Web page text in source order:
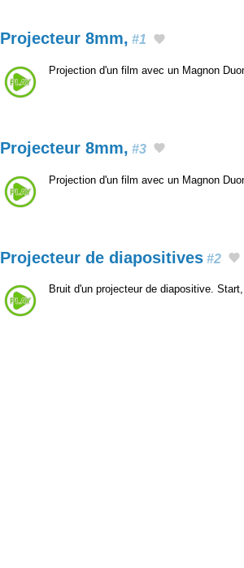
Projecteur 8mm, #1
Projection d'un film avec un Magnon
Projecteur 8mm, #3
Projection d'un film avec un Magnon
Projecteur de diapositives #2
Bruit d'un projecteur de diapositive.